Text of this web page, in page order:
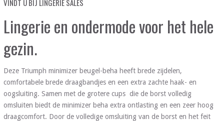
VINDT U BIJ LINGERIE SALES
Lingerie en ondermode voor het hele
gezin.
Deze Triumph minimizer beugel-beha heeft brede zijdelen,
comfortabele brede draagbandjes en een extra zachte haak- en
oogsluiting. Samen met de grotere cups die de borst volledig
omsluiten biedt de minimizer beha extra ontlasting en een zeer hoog
draagcomfort. Door de volledige omsluiting van de borst en het feit